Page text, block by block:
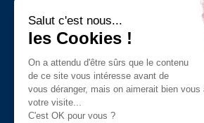
8h30 - 12h30 / 13h30 - 17h00
Salut c'est nous...
les Cookies !
On a attendu d'être sûrs que le contenu
de ce site vous intéresse avant de
vous déranger, mais on aimerait bien vous
votre visite...
C'est OK pour vous ?